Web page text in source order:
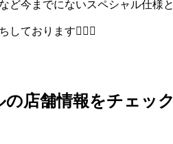
ど今までにないスペシャル仕様
しております🙇🏻‍♂️
店舗情報をチェック